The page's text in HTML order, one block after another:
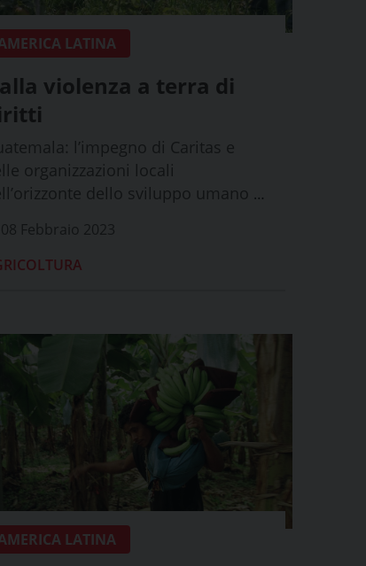
LATINA
violenza a terra di
l’impegno di Caritas e
organizzazioni locali
dello sviluppo umano e
08 Febbraio 2023
LATINA